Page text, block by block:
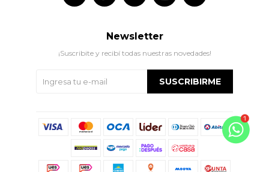
Newsletter
¡Suscribite y recibí todas nuestras novedades!
SUSCRIBIRME